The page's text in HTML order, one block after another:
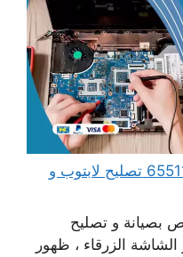
مهندس كمبيوتر الصليبية 65511033 تصليح لابتوب و
بصيانة و تصليح
الزرقاء ، ظهور